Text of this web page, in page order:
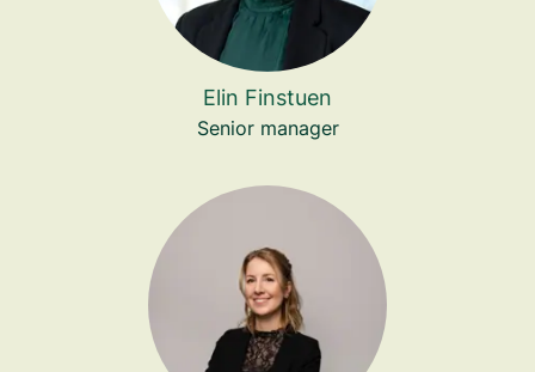
Elin Finstuen
Senior manager